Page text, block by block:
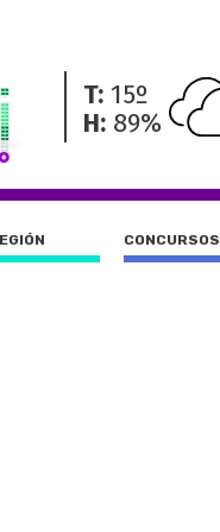
T: 15º
H: 89%
CONCURSOS